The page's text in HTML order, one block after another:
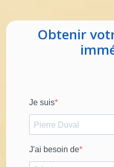
Obtenir